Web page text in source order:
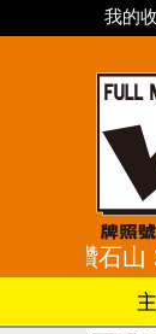
我的
石山 2525